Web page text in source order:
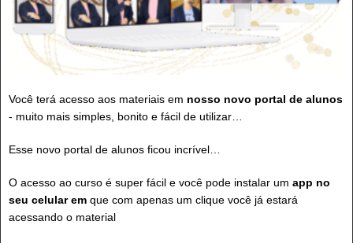
Você terá acesso aos materiais em nosso novo portal de alunos
- muito mais simples, bonito e fácil de utilizar…
Esse novo portal de alunos ficou incrível…
O acesso ao curso é super fácil e você pode instalar um app no
seu celular em que com apenas um clique você já estará
acessando o material